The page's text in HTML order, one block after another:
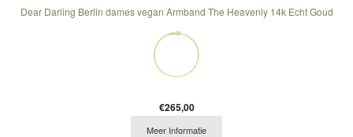
Dear Darling Berlin dames vegan Armband The Heavenly 14k Echt Goud
€265,00
Meer Informatie